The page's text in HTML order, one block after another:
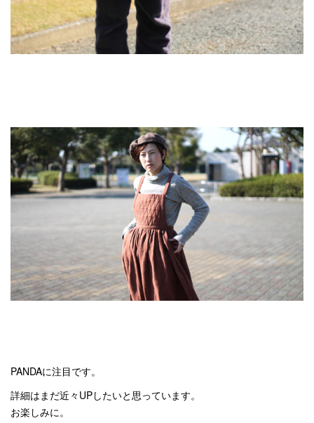
PANDAに注目です。
詳細はまだ近々UPしたいと思っています。
お楽しみに。